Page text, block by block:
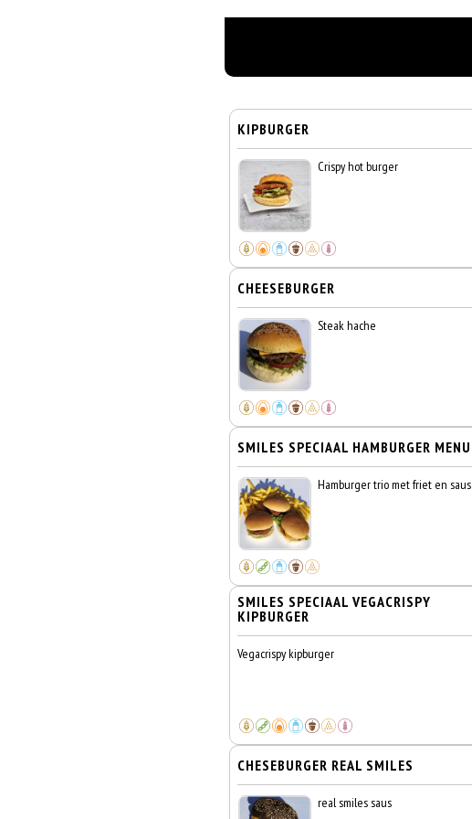
KIPBURGER
Crispy hot burger
CHEESEBURGER
Steak hache
SMILES SPECIAAL HAMBURGER MENU
Hamburger trio met friet en saus
SMILES SPECIAAL VEGACRISPY
KIPBURGER
Vegacrispy kipburger
CHESEBURGER REAL SMILES
real smiles saus